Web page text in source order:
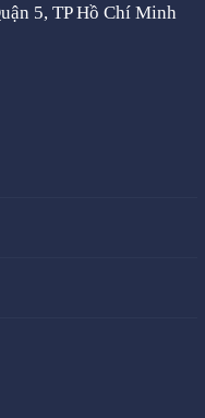
5, TP Hồ Chí Minh